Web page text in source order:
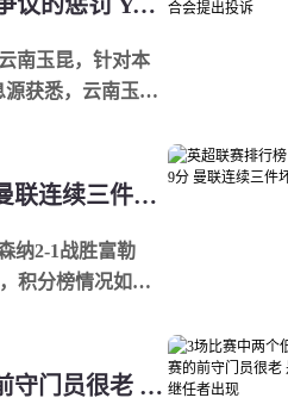
南玉昆，针对本
获悉，云南玉昆
英超联赛排行榜：阿森纳追逐利物浦9分 曼联连续三件坏事
纳2-1战胜富勒
积分榜情况如
3场比赛中两个低级错误 中国超级联赛的前守门员很老 是时候让位了 最好的继任者出现